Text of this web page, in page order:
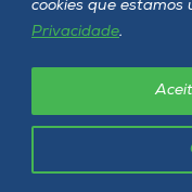
cookies que estamos
Privacidade.
Unoesc © 2026 - Todos os
Política de privacidade